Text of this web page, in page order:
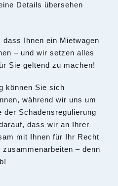
Details übersehen
Ihnen ein Mietwagen
– und wir setzen alles
Sie geltend zu machen!
können Sie sich
während wir uns um
der Schadensregulierung
dass wir an Ihrer
mit Ihnen für Ihr Recht
– denn